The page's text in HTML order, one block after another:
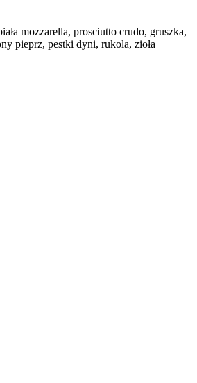
mozzarella, prosciutto crudo, gruszka,
pieprz, pestki dyni, rukola, zioła